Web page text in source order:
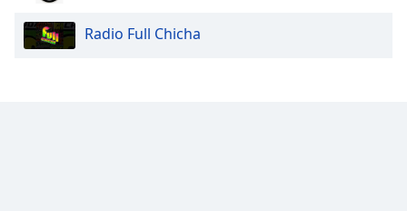
Opacity
Radio Full Chicha